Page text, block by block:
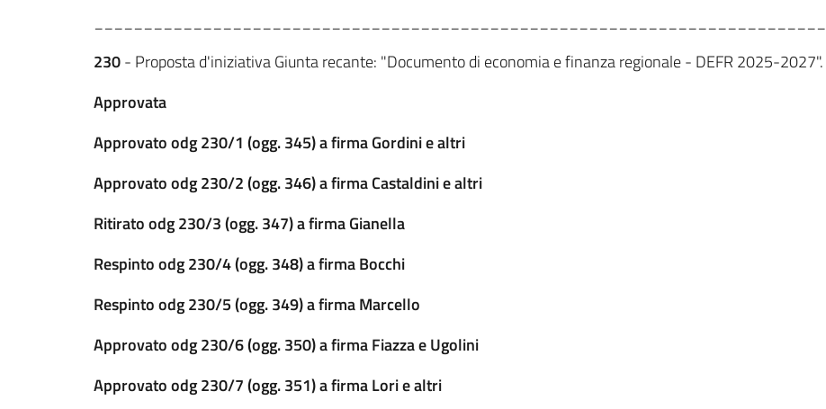
230- Proposta d'iniziativa Giunta recante: "Documento di economia e finanza regionale - DEFR 2025-
Approvata
Approvato odg 230/1 (ogg. 345) a firma Gordini e altri
Approvato odg 230/2 (ogg. 346) a firma Castaldini e altri
Ritirato odg 230/3 (ogg. 347) a firma Gianella
Respinto odg 230/4 (ogg. 348) a firma Bocchi
Respinto odg 230/5 (ogg. 349) a firma Marcello
Approvato odg 230/6 (ogg. 350) a firma Fiazza e Ugolini
Approvato odg 230/7 (ogg. 351) a firma Lori e altri